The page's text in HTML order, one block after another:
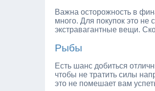
Важна осторожность в
много. Для покупок это
экстравагантные вещи.
Рыбы
Есть шанс добиться
чтобы не тратить силы
это не помешает вам